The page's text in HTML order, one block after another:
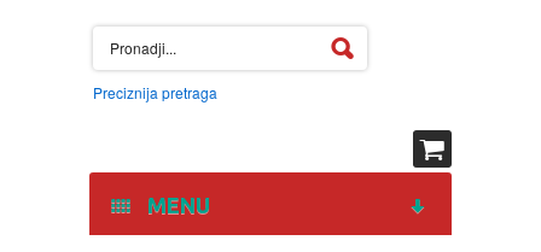
Preciznija pretraga
MENU